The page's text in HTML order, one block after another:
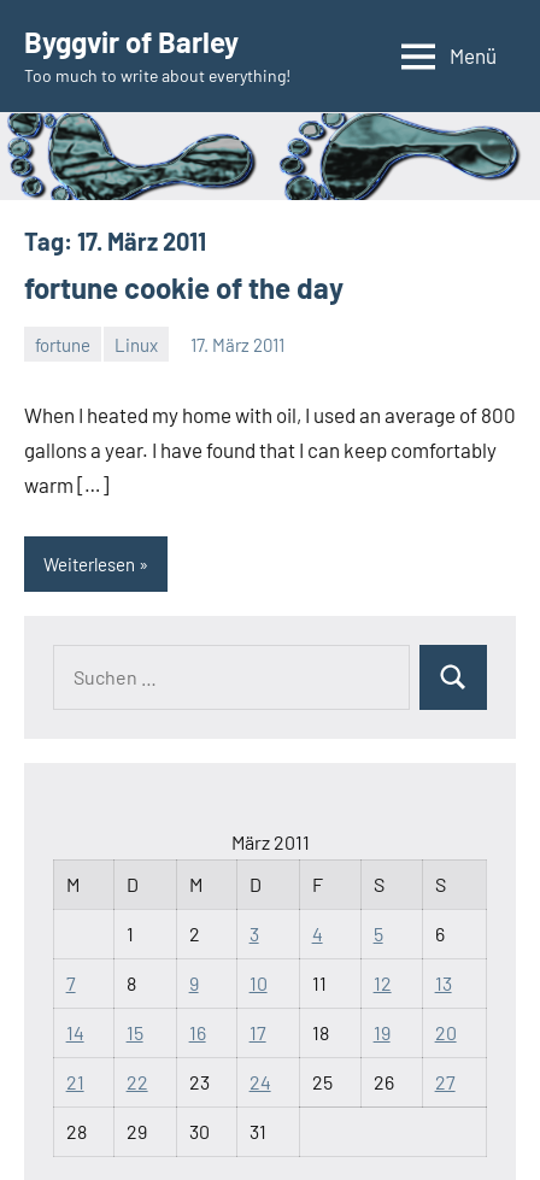
Inhalt
springen
Byggvir of Barley
Too much to write about everything!
Menü
Tag: 17. März 2011
fortune cookie of the day
fortune Linux 17. März 2011
When I heated my home with oil, I used an average of 800
gallons a year. I have found that I can keep comfortably
warm […]
Weiterlesen
Suchen
März 2011
M
D M D F S S
1 2 3 4 5 6
7 8 9 10 11 12 13
14 15 16 17 18 19 20
21 22 23 24 25 26 27
28 29 30 31